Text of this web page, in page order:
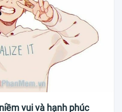
vui và hạnh phúc